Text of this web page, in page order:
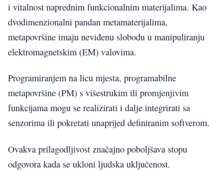
i vitalnost naprednim funkcionalnim materijalima. Kao
dvodimenzionalni pandan metamaterijalima,
metapovršine imaju neviđenu slobodu u manipuliranju
elektromagnetskim (EM) valovima.
Programiranjem na licu mjesta, programabilne
metapovršine (PM) s višestrukim ili promjenjivim
funkcijama mogu se realizirati i dalje integrirati sa
senzorima ili pokretati unaprijed definiranim softverom.
Ovakva prilagodljivost značajno poboljšava stopu
odgovora kada se ukloni ljudska uključenost.